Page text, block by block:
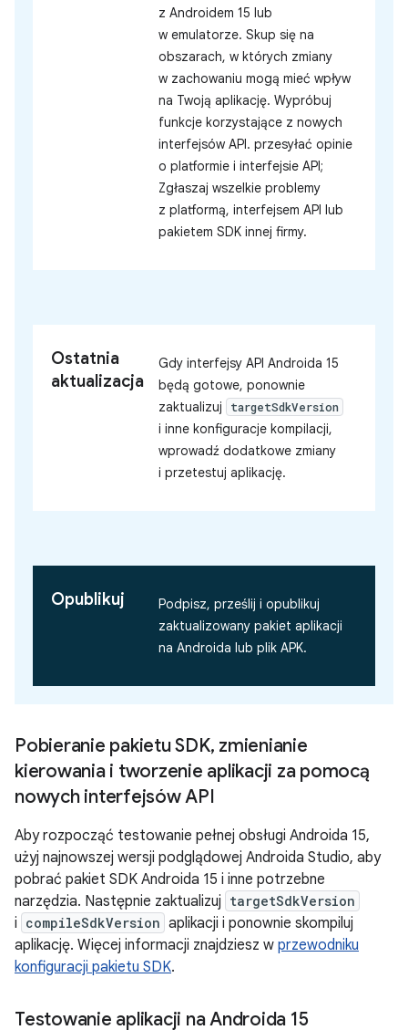
z Androidem 15 lub
w emulatorze. Skup się na
obszarach, w których zmiany
w zachowaniu mogą mieć wpływ
na Twoją aplikację. Wypróbuj
funkcje korzystające z nowych
interfejsów API. przesyłać opinie
o platformie i interfejsie API;
Zgłaszaj wszelkie problemy
z platformą, interfejsem API lub
pakietem SDK innej firmy.
Ostatnia
aktualizacja
Gdy interfejsy API Androida 15
będą gotowe, ponownie
zaktualizuj
targetSdkVersion
i inne konfiguracje kompilacji,
wprowadź dodatkowe zmiany
i przetestuj aplikację.
Opublikuj
Podpisz, prześlij i opublikuj
zaktualizowany pakiet aplikacji
na Androida lub plik APK.
Pobieranie pakietu SDK, zmienianie
kierowania i tworzenie aplikacji za pomocą
nowych interfejsów API
Aby rozpocząć testowanie pełnej obsługi Androida 15,
użyj najnowszej wersji podglądowej Androida Studio, aby
pobrać pakiet SDK Androida 15 i inne potrzebne
narzędzia. Następnie zaktualizuj targetSdkVersion
i compileSdkVersion aplikacji i ponownie skompiluj
aplikację. Więcej informacji znajdziesz w przewodniku
konfiguracji pakietu SDK.
Testowanie aplikacji na Androida 15